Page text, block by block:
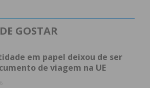
a newsletter do
GOSTAR
em papel deixou de ser
de viagem na UE